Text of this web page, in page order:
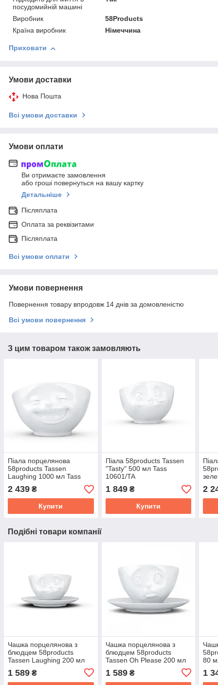
посудомийній машині
Виробник
58Products
Країна виробник
Німеччина
Приховати
Умови доставки
Нова Пошта
Всі умови доставки
Умови оплати
Ви отримаєте замовлення
або гроші повернуться на вашу картку
Детальніше
Післяплата
Оплата за реквізитами
Післяплата
Всі умови оплати
Умови повернення
Повернення товару впродовж 14 днів за домовленістю
Всі умови повернення
З цим товаром також замовляють
Піала порцелянова
58products Tassen
Laughing 1000 мл Tass
22701/TA
2 439 ₴
Купити
Піала 58products Tassen
"Tasty" 500 мл Tass
10601/TA
1 849₴
Купити
2
Подібні товари компанії
Чашка порцелянова з
блюдцем 58products
Tassen Laughing 200 мл
1 589 ₴
Чашка порцелянова з
блюдцем 58products
Tassen Oh Please 200 мл
1 589₴
80
1